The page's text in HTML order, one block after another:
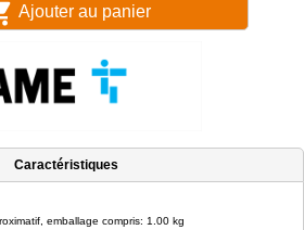
Ajouter au panier
Caractéristiques
emballage compris: 1.00 kg